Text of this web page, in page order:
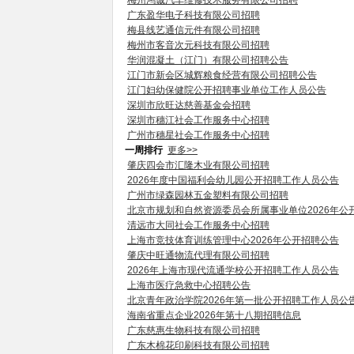
广东盈华电子科技有限公司招聘
梅县线艺通信元件有限公司招聘
梅州市客音次元科技有限公司招聘
华润混凝土（江门）有限公司招聘公告
江门市新会区城辉粮食经营有限公司招聘公告
江门妇幼保健院公开招聘事业单位工作人员公告
深圳市欣旺达慈善基金会招聘
深圳市穗江社会工作服务中心招聘
广州市穗星社会工作服务中心招聘
一周排行 更多>>
肇庆四会市汇隆木业有限公司招聘
2026年度中国福利会幼儿园公开招聘工作人员公告
广州市绿森园林五金塑料有限公司招聘
北京市规划和自然资源委员会所属事业单位2026年公
清远市大同社会工作服务中心招聘
上海市竞技体育训练管理中心2026年公开招聘公告
肇庆中旺通物流代理有限公司招聘
2026年上海市现代流通学校公开招聘工作人员公告
上海市医疗急救中心招聘公告
北京青年政治学院2026年第一批公开招聘工作人员公
海南省重点企业2026年第十八期招聘信息
广东慈惠生物科技有限公司招聘
广东木棉花印刷科技有限公司招聘